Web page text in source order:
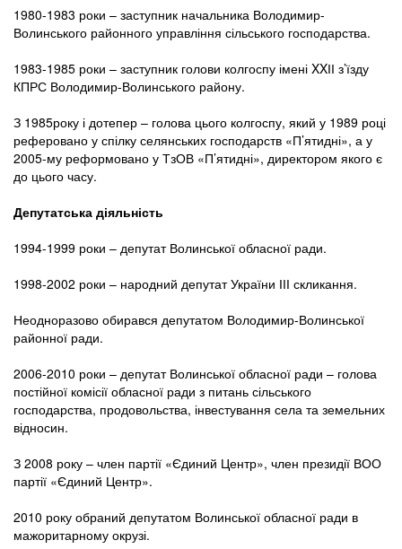
1980-1983 роки – заступник начальника Володимир-
Волинського районного управління сільського господарства.
1983-1985 роки – заступник голови колгоспу імені XXІІ з’їзду
КПРС Володимир-Волинського району.
З 1985року і дотепер – голова цього колгоспу, який у 1989 році
реферовано у спілку селянських господарств «П’ятидні», а у
2005-му реформовано у ТзОВ «П’ятидні», директором якого є
до цього часу.
Депутатська діяльність
1994-1999 роки – депутат Волинської обласної ради.
1998-2002 роки – народний депутат України ІІІ скликання.
Неодноразово обирався депутатом Володимир-Волинської
районної ради.
2006-2010 роки – депутат Волинської обласної ради – голова
постійної комісії обласної ради з питань сільського
господарства, продовольства, інвестування села та земельних
відносин.
З 2008 року – член партії «Єдиний Центр», член президії ВОО
партії «Єдиний Центр».
2010 року обраний депутатом Волинської обласної ради в
мажоритарному окрузі.